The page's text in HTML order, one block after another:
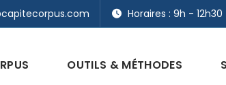
Horaires : 9h - 12h30
OUTILS & MÉTHODES